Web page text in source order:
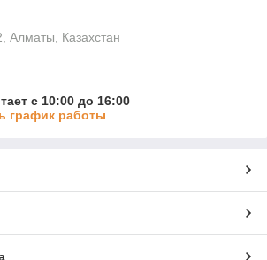
Алматы, Казахстан
с 10:00 до 16:00
график работы